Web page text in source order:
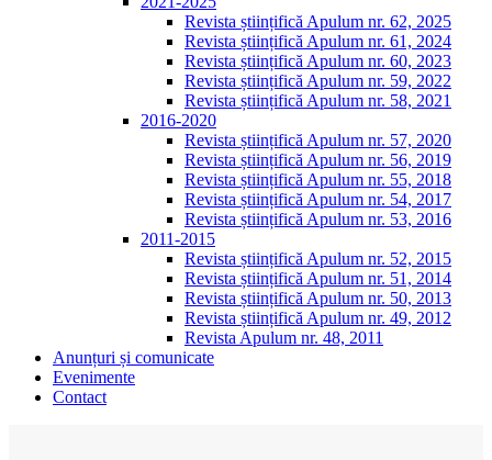
Revista științifică Apulum nr. 62, 2025
Revista științifică Apulum nr. 61, 2024
Revista științifică Apulum nr. 60, 2023
Revista științifică Apulum nr. 59, 2022
Revista științifică Apulum nr. 58, 2021
2016-2020
Revista științifică Apulum nr. 57, 2020
Revista științifică Apulum nr. 56, 2019
Revista științifică Apulum nr. 55, 2018
Revista științifică Apulum nr. 54, 2017
Revista științifică Apulum nr. 53, 2016
2011-2015
Revista științifică Apulum nr. 52, 2015
Revista științifică Apulum nr. 51, 2014
Revista științifică Apulum nr. 50, 2013
Revista științifică Apulum nr. 49, 2012
Revista Apulum nr. 48, 2011
Anunțuri și comunicate
Evenimente
Contact